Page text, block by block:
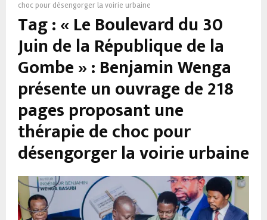
choc pour désengorger la voirie urbaine
Tag : « Le Boulevard du 30
Juin de la République de la
Gombe » : Benjamin Wenga
présente un ouvrage de 218
pages proposant une
thérapie de choc pour
désengorger la voirie urbaine